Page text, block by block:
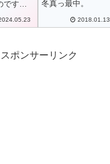
です
3月に入
思う
冬真っ最中。
2018.01.13
スポンサーリンク